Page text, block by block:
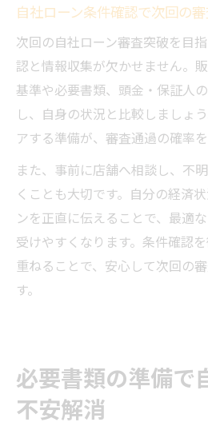
自社ローン条件確認で次回の
次回の自社ローン審査突破を目
認と情報収集が欠かせません。
基準や必要書類、頭金・保証人
し、自身の状況と比較しましょ
アする準備が、審査通過の確率を
また、事前に店舗へ相談し、不
くことも大切です。自分の経済
ンを正直に伝えることで、最適
受けやすくなります。条件確認
重ねることで、安心して次回の
す。
必要書類の準備で
不安解消